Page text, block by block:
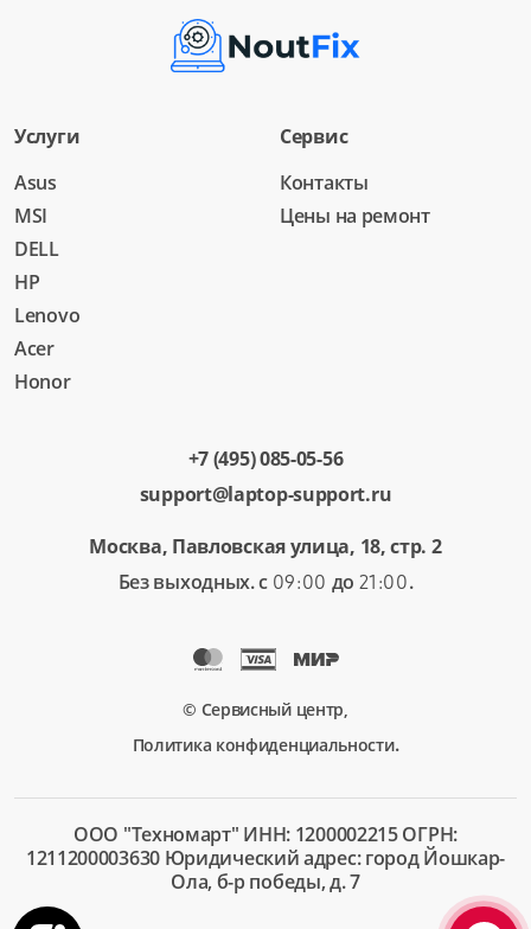
Услуги
Asus
MSI
DELL
HP
Lenovo
Acer
Honor
Сервис
Контакты
Цены на ремонт
+7 (495) 085-05-56
support@laptop-support.ru
Москва, Павловская улица, 18, стр. 2
Без выходных. с 09:00 до 21:00.
© Сервисный центр,
Политика конфиденциальности.
ООО "Техномарт" ИНН: 1200002215 ОГРН:
1211200003630 Юридический адрес: город Йошкар-
Ола, б-р победы, д. 7
+7 (495)